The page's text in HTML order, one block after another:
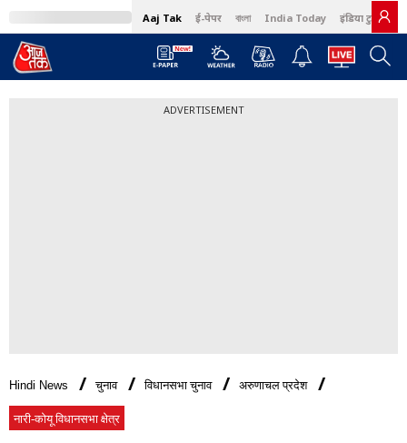
Aaj Tak ई-पेपर বাংলা India Today इंडिया टुडे हिंदी
ADVERTISEMENT
Hindi News चुनाव विधानसभा चुनाव अरुणाचल प्रदेश
नारी-कोयू विधानसभा क्षेत्र